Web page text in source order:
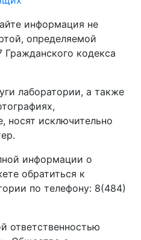
информация не
определяемой
кодекса
лаборатории, а также
носят исключительно
информации о
обратиться к
по телефону: 8(484)
ответственностью